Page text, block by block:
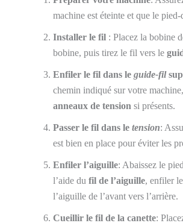
machine est éteinte et que le
Installer le fil : Placez la bobine
bobine, puis tirez le fil vers le
Enfiler le fil dans le guide-fil
chemin indiqué sur votre
anneaux de tension si présents.
Passer le fil dans le tension:
est bien en place pour éviter les
Enfiler l’aiguille: Abaissez le
l’aide du fil de l’aiguille, enfiler
l’aiguille de l’avant vers l’arrière.
Cueillir le fil de la canette: